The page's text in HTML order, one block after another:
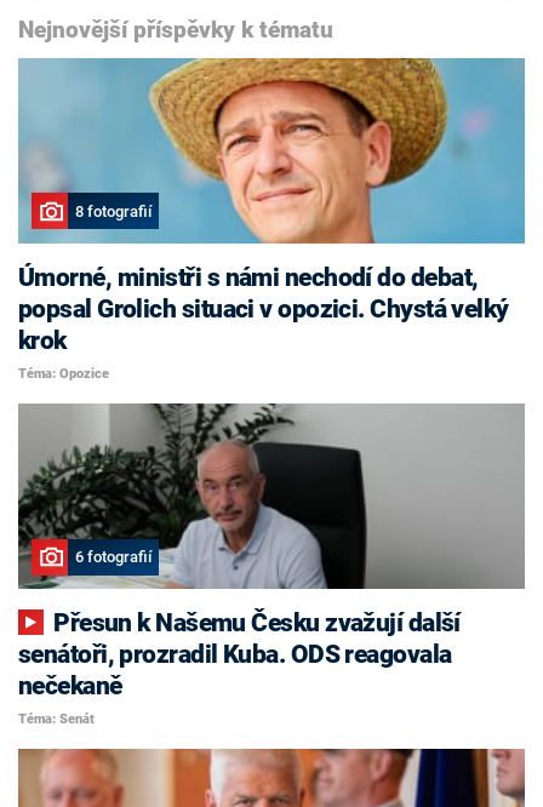
Nejnovější příspěvky k tématu
8 fotografií
Úmorné, ministři s námi nechodí do debat,
popsal Grolich situaci v opozici. Chystá velký
krok
Téma: Opozice
6 fotografií
senátoři, prozradil Kuba. ODS reagovala
nečekaně
Téma: Senát